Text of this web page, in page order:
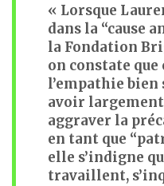
« Lorsque
dans la “cause
la Fondation
on constate que
l’empathie
avoir
aggraver la
en tant que
elle s’indigne
travaillent,